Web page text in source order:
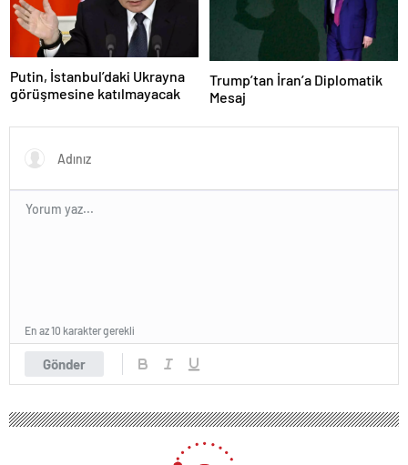
Putin, İstanbul’daki Ukrayna
görüşmesine katılmayacak
Trump’tan İran’a Diplomatik
Mesaj
Gönder
En az 10 karakter gerekli